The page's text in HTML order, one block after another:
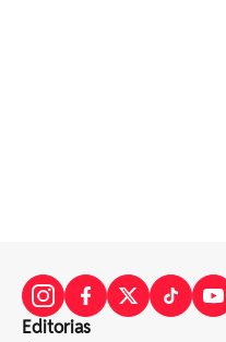
Editorias